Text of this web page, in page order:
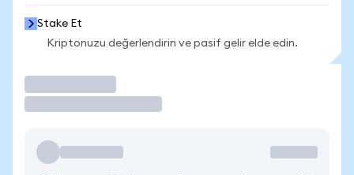
Stake Et
Kriptonuzu değerlendirin ve pasif gelir elde edin.